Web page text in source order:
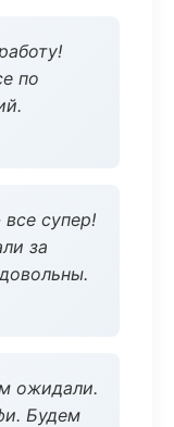
по
супер!
за
ожидали.
Будем